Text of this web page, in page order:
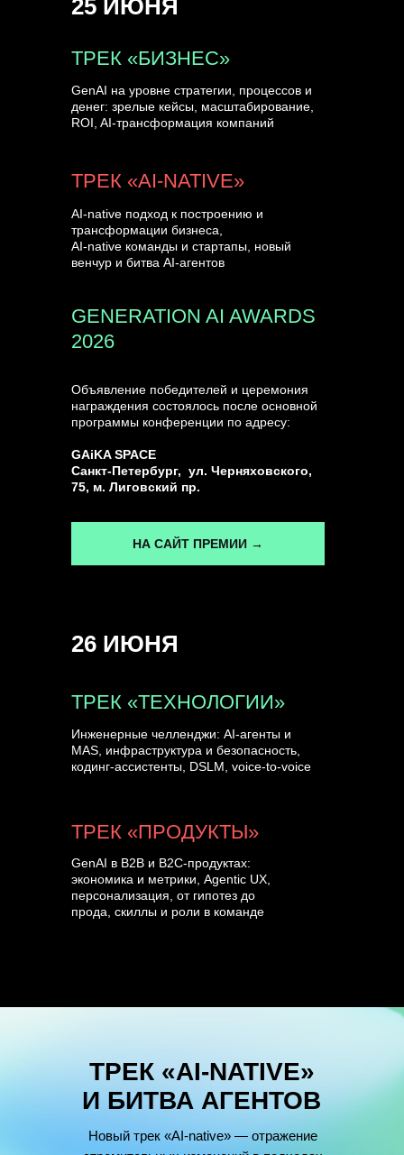
Объявление победителей и церемония
награждения состоялось после основной
программы конференции по адресу:
GAiKA SPACE
Санкт-Петербург, ул. Черняховского,
75, м. Лиговский пр.
ТРЕК «БИЗНЕС»
GENERATION AI AWARDS
2026
GenAI на уровне стратегии, процессов и
денег: зрелые кейсы, масштабирование,
ROI, AI-трансформация компаний
AI-native подход к построению и
трансформации бизнеса,
AI-native команды и стартапы, новый
венчур и битва AI-агентов
ТРЕК «AI-NATIVE»
25 ИЮНЯ
26 ИЮНЯ
ТРЕК «ПРОДУКТЫ»
GenAI в B2B и B2C-продуктах:
экономика и метрики, Agentic UX,
персонализация, от гипотез до
прода, скиллы и роли в команде
Инженерные челленджи: AI-агенты и
MAS, инфраструктура и безопасность,
кодинг-ассистенты, DSLM, voice-to-voice
ТРЕК «ТЕХНОЛОГИИ»
НА САЙТ ПРЕМИИ →
УЗНАТЬ БОЛЬШЕ
ГЕНЕРАЛЬНЫЙ ИНФОПАРТНЕР
CONVERSATIONS